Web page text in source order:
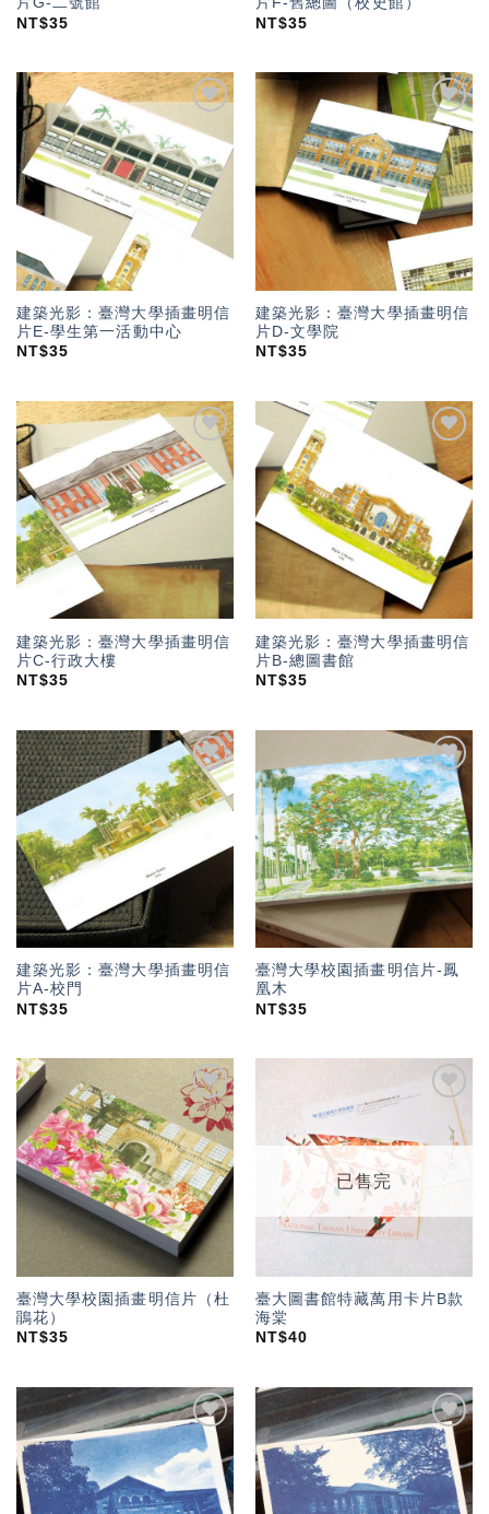
NT$35
NT$35
加入
「願
望輕
單」
建築光影：臺灣大學插畫明信
片E-學生第一活動中心
NT$35
加入
「願
望輕
單」
建築光影：臺灣大學插畫明信
片D-文學院
NT$35
加入
「願
望輕
單」
建築光影：臺灣大學插畫明信
片C-行政大樓
NT$35
加入
「願
望輕
建築光影：臺灣大學插畫明信
片B-總圖書館
NT$35
加入
「願
望輕
建築光影：臺灣大學插畫明信
片A-校門
NT$35
加入
「願
望輕
單」
臺灣大學校園插畫明信片-鳳
凰木
NT$35
加入
「願
望輕
單」
臺灣大學校園插畫明信片（杜
鵑花）
NT$35
加入
「願
望輕
已售完
臺大圖書館特藏萬用卡片B款
海棠
NT$40
加入
「願
望輕
單」
加入
「願
望輕
單」